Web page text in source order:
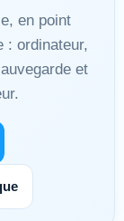
en point
: ordinateur,
et